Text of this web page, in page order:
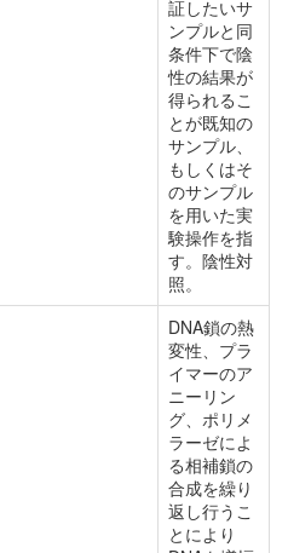
証したいサ
ンプルと同
条件下で陰
性の結果が
得られるこ
とが既知の
サンプル、
もしくはそ
のサンプル
を用いた実
験操作を指
す。陰性対
照。
DNA鎖の熱
変性、プラ
イマーのア
ニーリン
グ、ポリメ
ラーゼによ
る相補鎖の
合成を繰り
返し行うこ
とにより